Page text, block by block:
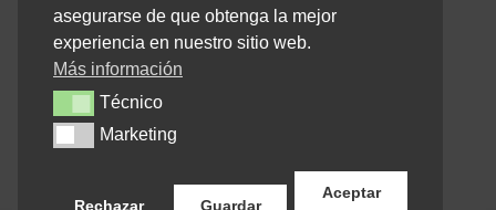
Cómo comprar online
Devoluciones y reembolsos
Cancelar pedido
Contacto
asegurarse de que obtenga la mejor
experiencia en nuestro sitio web.
Más información
TécnicoTécnico
MarketingMarketing
Rechazar Guardar
Aceptar